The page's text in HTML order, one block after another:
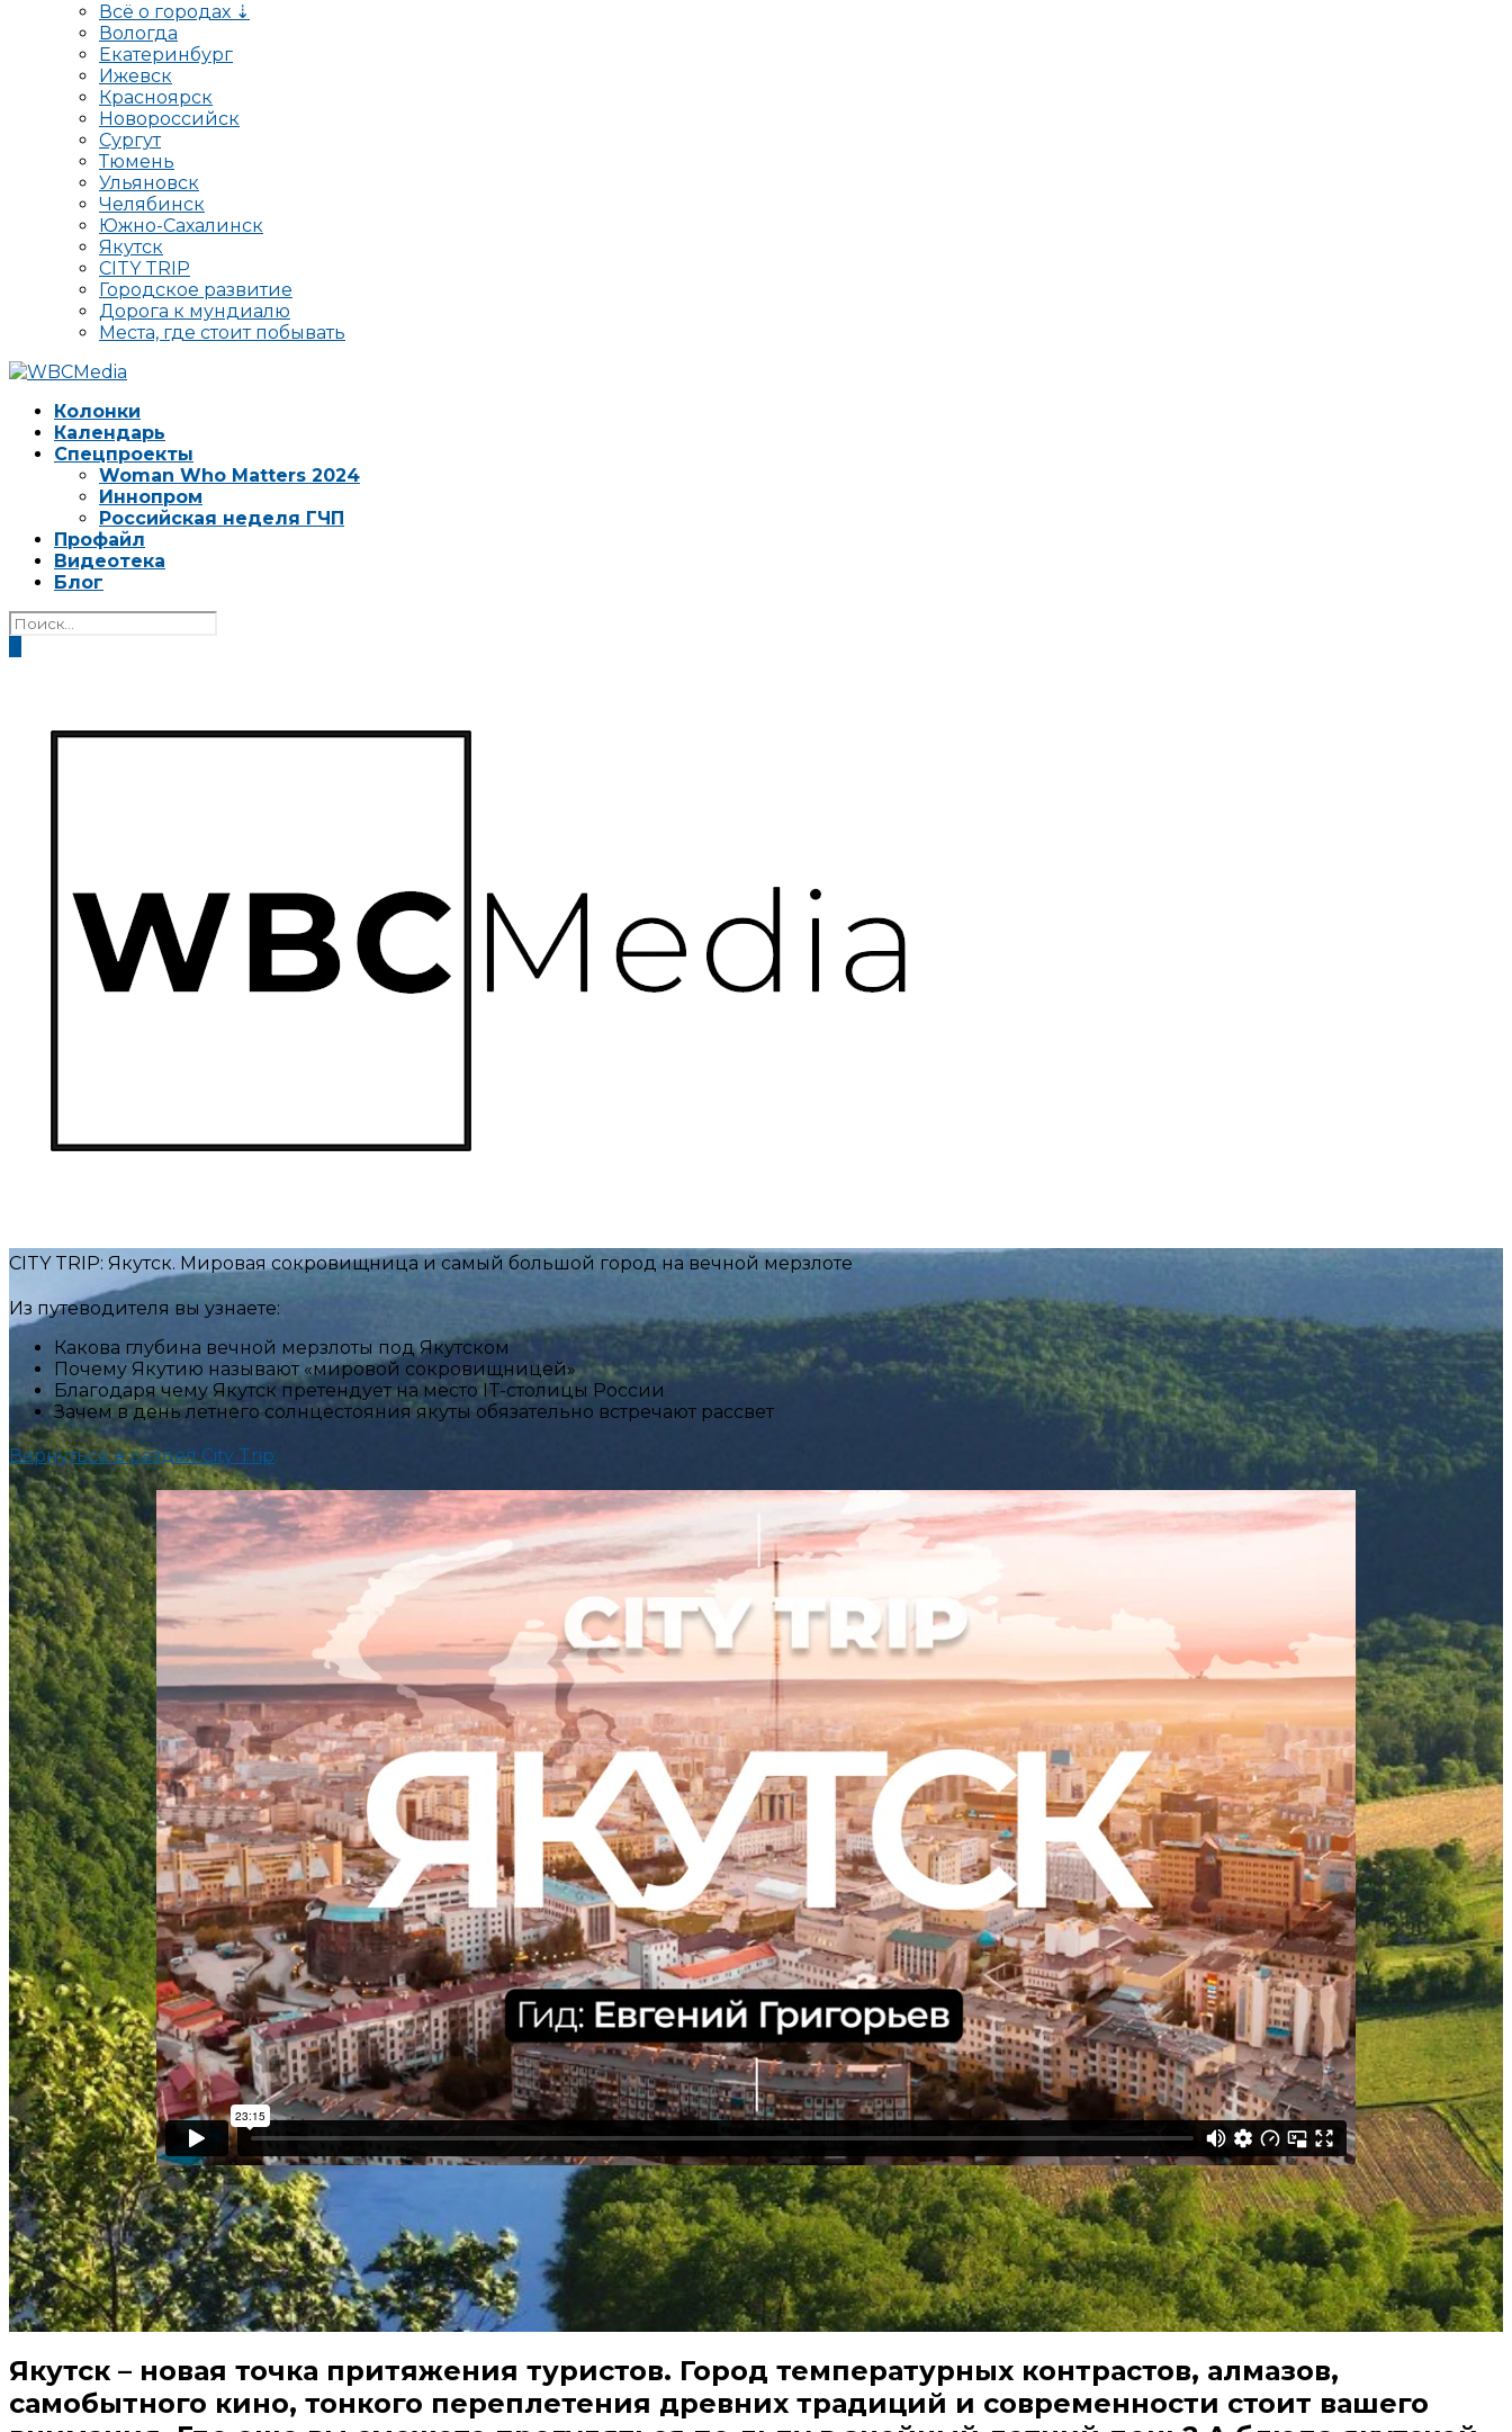
Всё о городах ⇣
Вологда
Екатеринбург
Ижевск
Красноярск
Новороссийск
Сургут
Тюмень
Ульяновск
Челябинск
Южно-Сахалинск
Якутск
CITY TRIP
Городское развитие
Дорога к мундиалю
Места, где стоит побывать
Колонки
Календарь
Спецпроекты
Woman Who Matters 2024
Иннопром
Российская неделя ГЧП
Профайл
Видеотека
Блог
CITY TRIP: Якутск. Мировая сокровищница и самый большой город на вечной мерзлоте
Из путеводителя вы узнаете:
Какова глубина вечной мерзлоты под Якутском
Почему Якутию называют «мировой сокровищницей»
Благодаря чему Якутск претендует на место IT-столицы России
Зачем в день летнего солнцестояния якуты обязательно встречают рассвет
Вернуться в раздел City Trip
Якутск – новая точка притяжения туристов. Город температурных контрастов, алмазов,
самобытного кино, тонкого переплетения древних традиций и современности стоит вашего